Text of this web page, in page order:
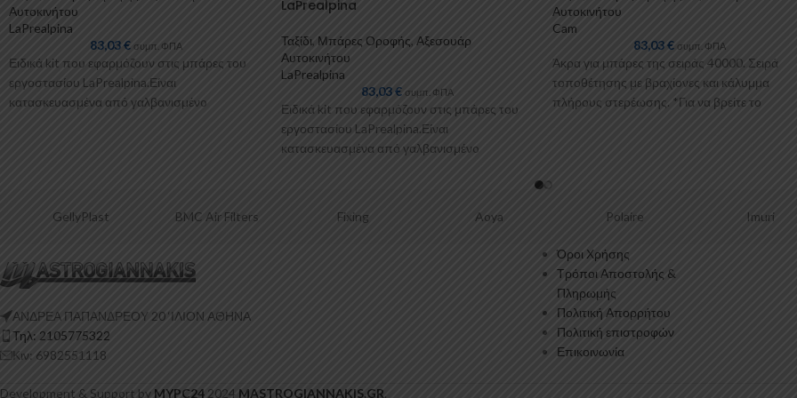
Αυτοκινήτου
LaPrealpina
83,03€ συμπ. ΦΠΑ
Ειδικά kit που εφαρμόζουν στις μπάρες του
εργοστασίου LaPrealpina.Είναι
κατασκευασμένα από γαλβανισμένo
LaPrealpina
Ταξίδι, Μπάρες Οροφής, Αξεσουάρ
Αυτοκινήτου
LaPrealpina
83,03€ συμπ. ΦΠΑ
Ειδικά kit που εφαρμόζουν στις μπάρες του
εργοστασίου LaPrealpina.Είναι
κατασκευασμένα από γαλβανισμένo
Αυτοκινήτου
Cam
83,03€ συμπ. ΦΠΑ
Άκρα για μπάρες της σειράς 40000. Σειρά
τοποθέτησης με βραχίονες και κάλυμμα
πλήρους στερέωσης. *Για να βρείτε το
GellyPlast BMC Air Filters Fixing Aoya Polaire Imuri
ΑΝΔΡΕΑ ΠΑΠΑΝΔΡΕΟΥ 20 ‘ΙΛΙΟΝ ΑΘΗΝΑ
Τηλ: 2105775322
Κιν: 6982551118
Όροι Χρήσης
Τρόποι Αποστολής &
Πληρωμής
Πολιτική Απορρήτου
Πολιτική επιστροφών
Επικοινωνία
Development & Support by MYPC24 2024 MASTROGIANNAKIS.GR.